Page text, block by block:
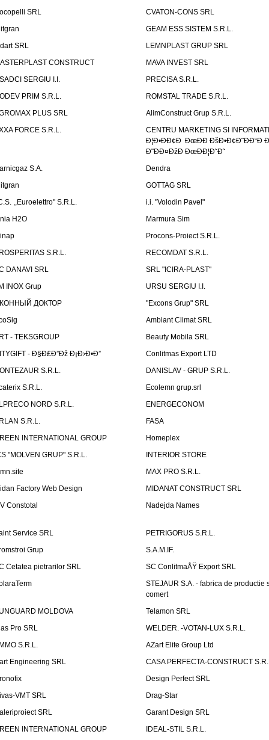
SRL
CVATON-CONS SRL
GEAM ESS SISTEM S.R.L.
SRL
LEMNPLAST GRUP SRL
CONSTRUCT
MAVA INVEST SRL
SERGIU I.I.
PRECISA S.R.L.
PRIM S.R.L.
ROMSTAL TRADE S.R.L.
PLUS SRL
AlimConstruct Grup S.R.L.
FORCE S.R.L.
CENTRU MARKETING SI
Ð¦Ð•ÐÐ¢Ð ÐœÐÐ ÐšÐ•Ð¢Ð˜ÐÐ“Ð
Ð˜ÐÐ¤ÐžÐ ÐœÐÐ¦Ð˜Ð˜
S.A.
Dendra
GOTTAG SRL
,,Euroelettro" S.R.L.
i.i. "Volodin Pavel"
H2O
Marmura Sim
Procons-Proiect S.R.L.
S.R.L.
RECOMDAT S.R.L.
DANAVI SRL
SRL "ICIRA-PLAST"
INOX Grup
URSU SERGIU I.I.
ДОКТОР
"Excons Grup" SRL
Ambiant Climat SRL
- TEKSGROUP
Beauty Mobila SRL
- Ð§Ð£Ð”Ðž Ð¡Ð›Ð•Ð”
Conlitmas Export LTD
S.R.L.
DANISLAV - GRUP S.R.L.
S.R.L.
Ecolemn grup.srl
NORD S.R.L.
ENERGECONOM
S.R.L.
FASA
INTERNATIONAL GROUP
Homeplex
"MOLVEN GRUP" S.R.L.
INTERIOR STORE
MAX PRO S.R.L.
Factory Web Design
MIDANAT CONSTRUCT SRL
Constotal
Nadejda Names
Service SRL
PETRIGORUS S.R.L.
Grup
S.A.M.IF.
Cetatea pietrarilor SRL
SC ConlitmaÅŸ Export SRL
STEJAUR S.A. - fabrica de productie
comert
MOLDOVA
Telamon SRL
Pro SRL
WELDER. -VOTAN-LUX S.R.L.
S.R.L.
AZart Elite Group Ltd
Engineering SRL
CASA PERFECTA-CONSTRUCT
Design Perfect SRL
VMT SRL
Drag-Star
SRL
Garant Design SRL
INTERNATIONAL GROUP
IDEAL-STIL S.R.L.